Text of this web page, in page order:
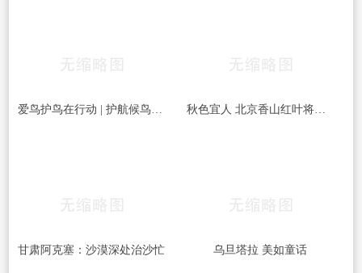
爱鸟护鸟在行动 | 护航候鸟迁徙，守护鸟类家园！哈尔滨青少年在行动…… 秋色宜人 北京香山红叶将迎最佳观赏期
甘肃阿克塞：沙漠深处治沙忙 乌旦塔拉 美如童话